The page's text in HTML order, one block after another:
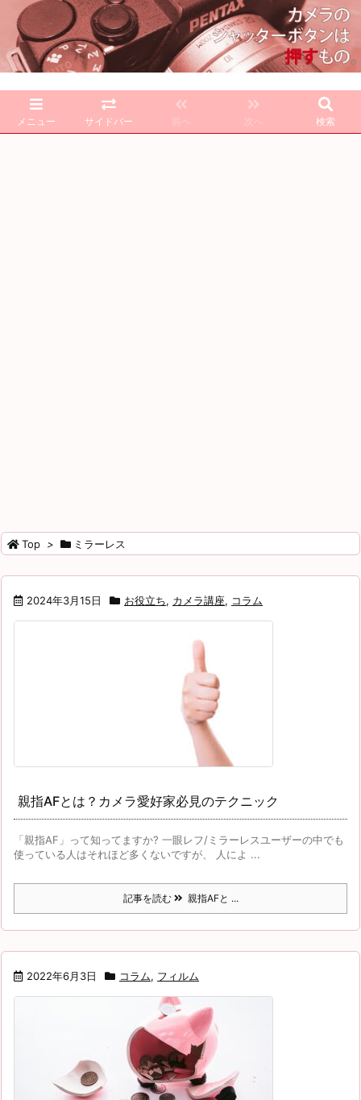
メニュー サイドバー 前へ 次へ 検索
Top > ミラーレス
2024年3月15日 お役立ち, カメラ講座, コラム
親指AFとは？カメラ愛好家必見のテクニック
「親指AF」って知ってますか? 一眼レフ/ミラーレスユーザーの中でも
使っている人はそれほど多くないですが、 人によ ...
記事を読む 親指AFと ...
2022年6月3日 コラム, フィルム